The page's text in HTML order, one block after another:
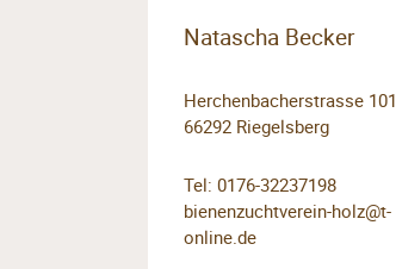
Natascha Becker
Herchenbacherstrasse 101
66292 Riegelsberg
Tel: 0176-32237198
bienenzuchtverein-holz@t-
online.de